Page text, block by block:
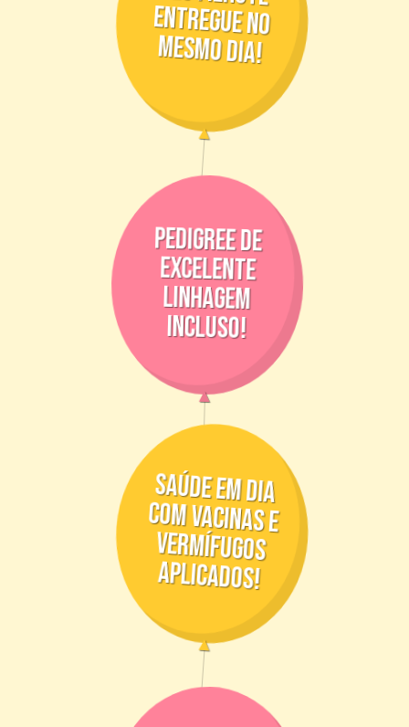
entregue no
mesmo dia!
pedigree de
excelente
linhagem
incluso!
saúde em dia
com vacinas e
vermífugos
aplicados!